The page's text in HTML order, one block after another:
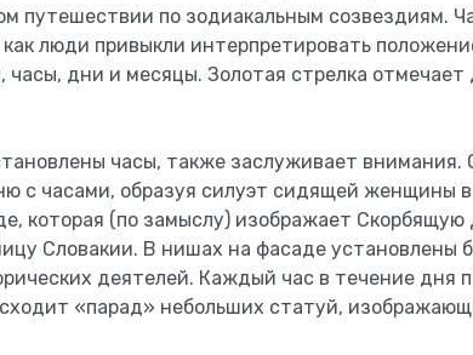
путешествии по зодиакальным созвездиям.
люди привыкли интерпретировать
часы, дни и месяцы. Золотая стрелка отмечает
часы, также заслуживает внимания.
с часами, образуя силуэт сидящей женщины в
которая (по замыслу) изображает Скорбящую
Словакии. В нишах на фасаде установлены
деятелей. Каждый час в течение дня
«парад» небольших статуй,